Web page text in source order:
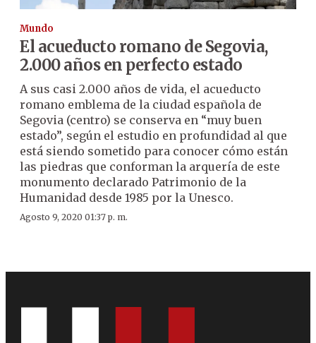
Mundo
El acueducto romano de Segovia,
2.000 años en perfecto estado
A sus casi 2.000 años de vida, el acueducto
romano emblema de la ciudad española de
Segovia (centro) se conserva en “muy buen
estado”, según el estudio en profundidad al que
está siendo sometido para conocer cómo están
las piedras que conforman la arquería de este
monumento declarado Patrimonio de la
Humanidad desde 1985 por la Unesco.
Agosto 9, 2020 01:37 p. m.